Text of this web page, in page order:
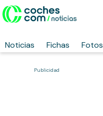
Noticias Fichas Fotos
Publicidad